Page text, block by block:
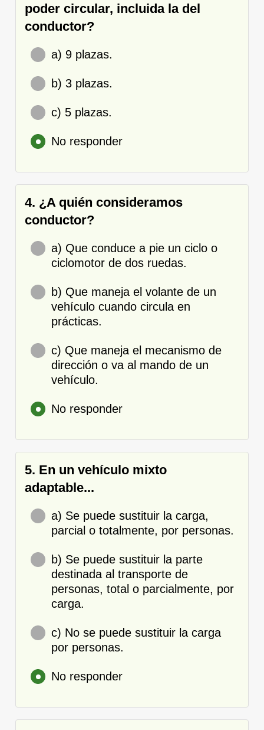
poder circular, incluida la del
conductor?
a) 9 plazas.
b) 3 plazas.
c) 5 plazas.
No responder
4. ¿A quién consideramos
conductor?
a) Que conduce a pie un ciclo o
ciclomotor de dos ruedas.
b) Que maneja el volante de un
vehículo cuando circula en
prácticas.
c) Que maneja el mecanismo de
dirección o va al mando de un
vehículo.
No responder
5. En un vehículo mixto
adaptable...
a) Se puede sustituir la carga,
parcial o totalmente, por personas.
b) Se puede sustituir la parte
destinada al transporte de
personas, total o parcialmente, por
carga.
c) No se puede sustituir la carga
por personas.
No responder